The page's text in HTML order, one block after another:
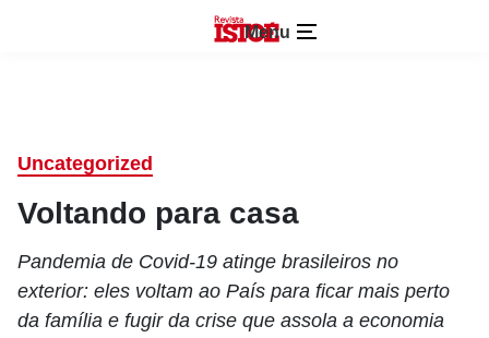
Menu
Uncategorized
Voltando para casa
Pandemia de Covid-19 atinge brasileiros no
exterior: eles voltam ao País para ficar mais perto
da família e fugir da crise que assola a economia